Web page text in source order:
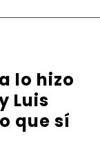
lo hizo
Luis
que sí